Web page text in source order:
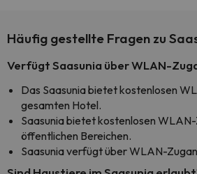
Häufig gestellte Fragen zu
Verfügt Saasunia über WLAN-
Das Saasunia bietet kostenlosen
gesamten Hotel.
Saasunia bietet kostenlosen
öffentlichen Bereichen.
Saasunia verfügt über WLAN-